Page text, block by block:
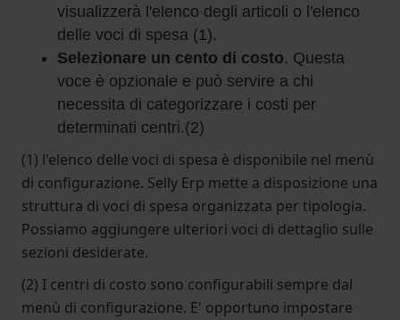
visualizzerà l'elenco degli articoli o l'elenco
delle voci di spesa (1).
Selezionare un cento di costo. Questa
voce è opzionale e può servire a chi
necessita di categorizzare i costi per
determinati centri.(2)
(1) l'elenco delle voci di spesa è disponibile nel menù
di configurazione. Selly Erp mette a disposizione una
struttura di voci di spesa organizzata per tipologia.
Possiamo aggiungere ulteriori voci di dettaglio sulle
sezioni desiderate.
(2) I centri di costo sono configurabili sempre dal
menù di configurazione. E' opportuno impostare